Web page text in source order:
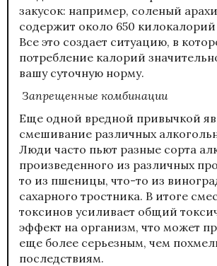
закусок: например, соленый
содержит около 650
Все это создает ситуацию, в
потребление калорий
вашу суточную норму.
Запрещенные комбинации
Еще одной вредной привычкой
смешивание различных
Люди часто пьют разные сорта
произведенного из различных
то из пшеницы, что-то из
сахарного тростника. В итоге
токсинов усиливает общий
эффект на организм, что может
еще более серьезным, чем
последствиям.